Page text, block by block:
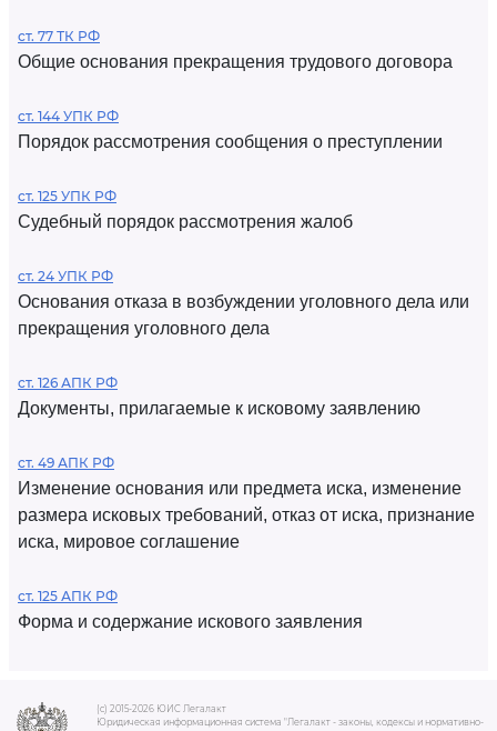
ст. 77 ТК РФ
Общие основания прекращения трудового договора
ст. 144 УПК РФ
Порядок рассмотрения сообщения о преступлении
ст. 125 УПК РФ
Судебный порядок рассмотрения жалоб
ст. 24 УПК РФ
Основания отказа в возбуждении уголовного дела или
прекращения уголовного дела
ст. 126 АПК РФ
Документы, прилагаемые к исковому заявлению
ст. 49 АПК РФ
Изменение основания или предмета иска, изменение
размера исковых требований, отказ от иска, признание
иска, мировое соглашение
ст. 125 АПК РФ
Форма и содержание искового заявления
(c) 2015-2026 ЮИС Легалакт
Юридическая информационная система "Легалакт - законы, кодексы и нормативно-